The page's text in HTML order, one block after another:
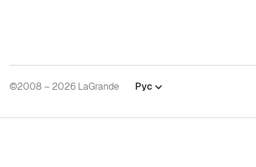
©2008 – 2026 LaGrande Рус